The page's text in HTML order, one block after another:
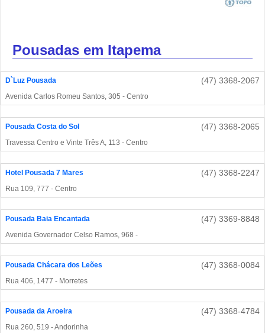
Pousadas em Itapema
D`Luz Pousada (47) 3368-2067
Avenida Carlos Romeu Santos, 305 - Centro
Pousada Costa do Sol (47) 3368-2065
Travessa Centro e Vinte Três A, 113 - Centro
Hotel Pousada 7 Mares (47) 3368-2247
Rua 109, 777 - Centro
Pousada Baia Encantada (47) 3369-8848
Avenida Governador Celso Ramos, 968 -
Pousada Chácara dos Leões (47) 3368-0084
Rua 406, 1477 - Morretes
Pousada da Aroeira (47) 3368-4784
Rua 260, 519 - Andorinha